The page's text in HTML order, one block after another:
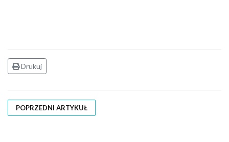
Drukuj
POPRZEDNI ARTYKUŁ